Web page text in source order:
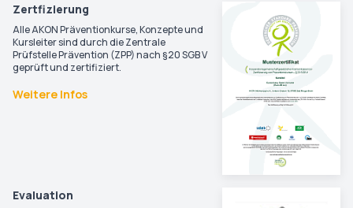
Zertfizierung
Alle AKON Präventionkurse, Konzepte und
Kursleiter sind durch die Zentrale
Prüfstelle Prävention (ZPP) nach §20 SGB V
geprüft und zertifiziert.
Weitere Infos
Evaluation